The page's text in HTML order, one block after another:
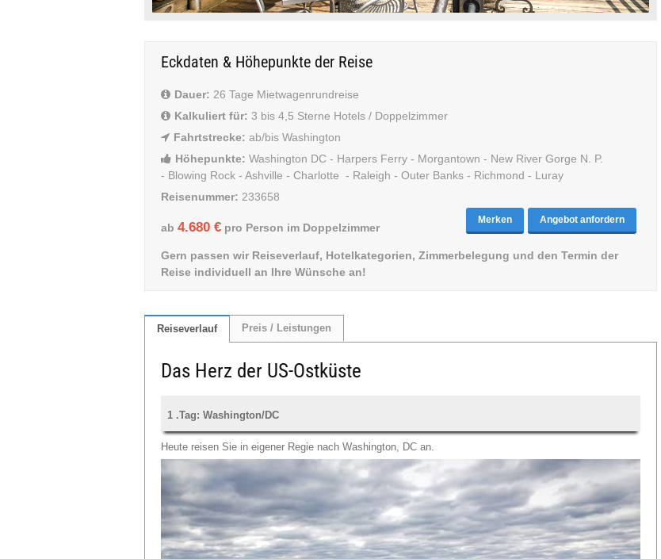
Eckdaten & Höhepunkte der Reise
Dauer: 26 Tage Mietwagenrundreise
Kalkuliert für: 3 bis 4,5 Sterne Hotels / Doppelzimmer
Fahrtstrecke: ab/bis Washington
Höhepunkte: Washington DC - Harpers Ferry - Morgantown - New River Gorge N. P.
- Blowing Rock - Ashville - Charlotte - Raleigh - Outer Banks - Richmond - Luray
Reisenummer: 233658
ab 4.680 € pro Person im Doppelzimmer
Angebot anfordern
Merken
Gern passen wir Reiseverlauf, Hotelkategorien, Zimmerbelegung und den Termin der
Reise individuell an Ihre Wünsche an!
Reiseverlauf Preis / Leistungen
Das Herz der US-Ostküste
1 .Tag: Washington/DC
Heute reisen Sie in eigener Regie nach Washington, DC an.